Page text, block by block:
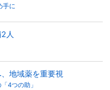
手に
人
、地域薬を重要視
4つの助」